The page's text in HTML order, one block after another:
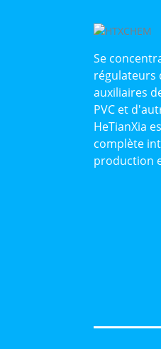
Se
régulateurs
auxiliaires
PVC et
HeTianXia
complète
production